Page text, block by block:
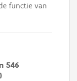
functie van
546